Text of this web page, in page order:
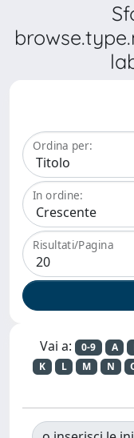
Ordina per:
In ordine:
Risultati/Pagina
Vai a: 0-9 A
K
L M N